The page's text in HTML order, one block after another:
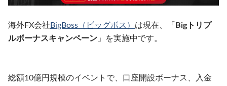
海外FX会社 BigBoss（ビッグボス） は現在、「 Bigトリプ
ルボーナスキャンペーン 」を実施中です。
総額10億円規模のイベントで、口座開設ボーナス、入金